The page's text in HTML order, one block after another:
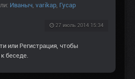
Иваныч varikap Гусар
27 июль 2014 15:34
или Регистрация , чтобы
беседе.